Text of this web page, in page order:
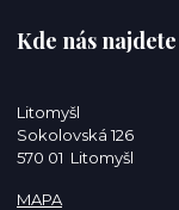
Kde nás najdete
Litomyšl
Sokolovská 126
570 01 Litomyšl
MAPA